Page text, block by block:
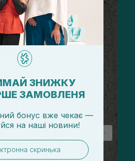
ЗНИЖКУ
ЗАМОВЛЕНЯ
бонус вже чекає —
на наші новини!